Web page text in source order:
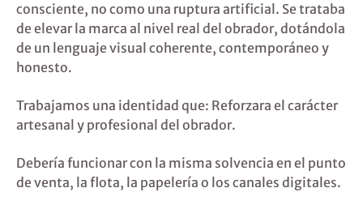
consciente, no como una ruptura artificial. Se trataba
de elevar la marca al nivel real del obrador, dotándola
de un lenguaje visual coherente, contemporáneo y
honesto.
Trabajamos una identidad que: Reforzara el carácter
artesanal y profesional del obrador.
Debería funcionar con la misma solvencia en el punto
de venta, la flota, la papelería o los canales digitales.